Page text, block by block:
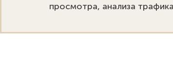
просмотра, анализа